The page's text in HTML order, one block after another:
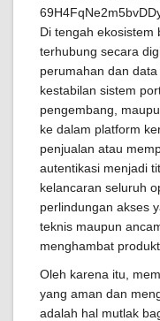
Di tengah ekosistem
terhubung secara
perumahan dan
kestabilan sistem
pengembang,
ke dalam platform
penjualan atau
autentikasi menjadi
kelancaran seluruh
perlindungan akses
teknis maupun
menghambat
Oleh karena itu,
yang aman dan
adalah hal mutlak